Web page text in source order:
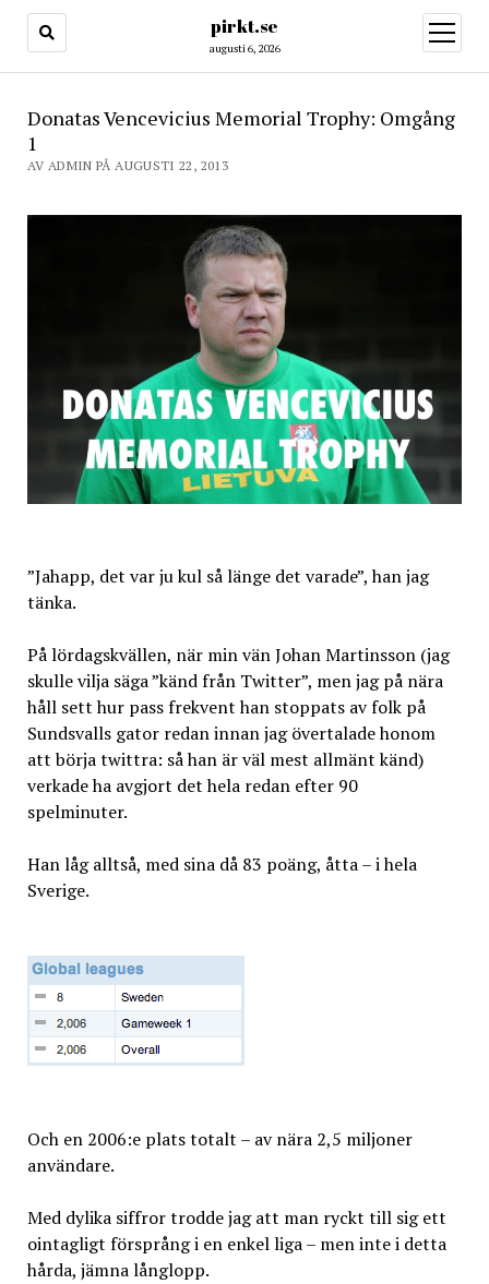
pirkt.se
augusti 6, 2026
öppna
meny
Donatas Vencevicius Memorial Trophy: Omgång
1
AV ADMIN PÅ AUGUSTI 22, 2013
”Jahapp, det var ju kul så länge det varade”, han jag
tänka.
På lördagskvällen, när min vän Johan Martinsson (jag
skulle vilja säga ”känd från Twitter”, men jag på nära
håll sett hur pass frekvent han stoppats av folk på
Sundsvalls gator redan innan jag övertalade honom
att börja twittra: så han är väl mest allmänt känd)
verkade ha avgjort det hela redan efter 90
spelminuter.
Han låg alltså, med sina då 83 poäng, åtta – i hela
Sverige.
Och en 2006:e plats totalt – av nära 2,5 miljoner
användare.
Med dylika siffror trodde jag att man ryckt till sig ett
ointagligt försprång i en enkel liga – men inte i detta
hårda, jämna långlopp.